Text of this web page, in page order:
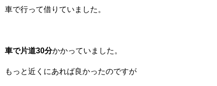
車で行って借りていました。
車で片道30分かかっていました。
もっと近くにあれば良かったのですが